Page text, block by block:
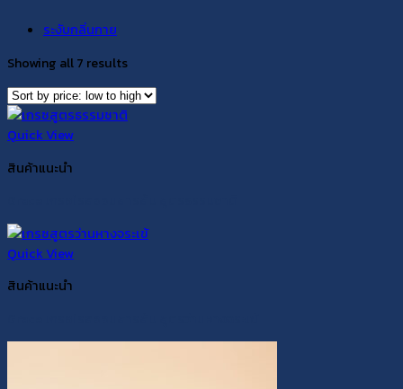
ระงับกลิ่นกาย
Showing all 7 results
Quick View
สินค้าแนะนำ
Quick View
สินค้าแนะนำ